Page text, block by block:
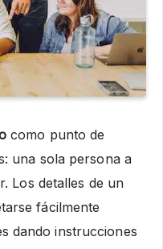
como punto de
una sola persona a
Los detalles de un
fácilmente
dando instrucciones